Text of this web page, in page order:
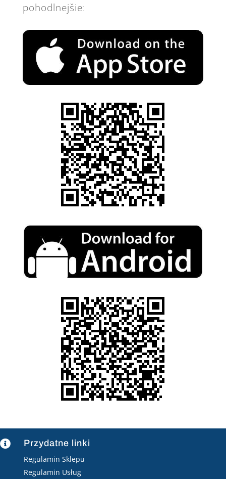
pohodlnejšie:
 Przydatne linki
Regulamin Sklepu
Regulamin Usług